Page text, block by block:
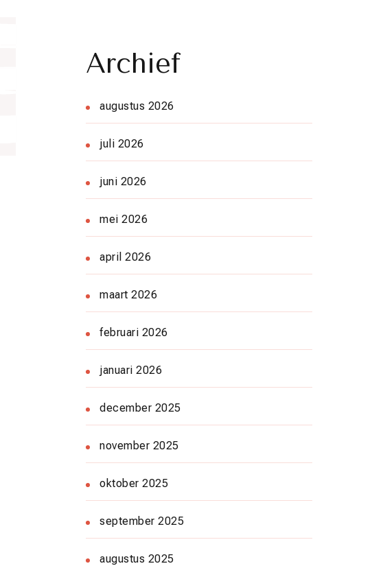
Archief
augustus 2026
juli 2026
juni 2026
mei 2026
april 2026
maart 2026
februari 2026
januari 2026
december 2025
november 2025
oktober 2025
september 2025
augustus 2025